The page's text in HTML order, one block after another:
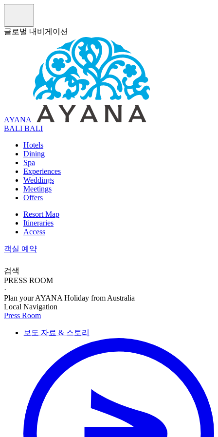
글로벌 내비게이션
AYANA
BALI BALI
Hotels
Dining
Spa
Experiences
Weddings
Meetings
Offers
Resort Map
Itineraries
Access
객실 예약
검색
PRESS ROOM
·
Plan your AYANA Holiday from Australia
Local Navigation
Press Room
보도 자료 & 스토리